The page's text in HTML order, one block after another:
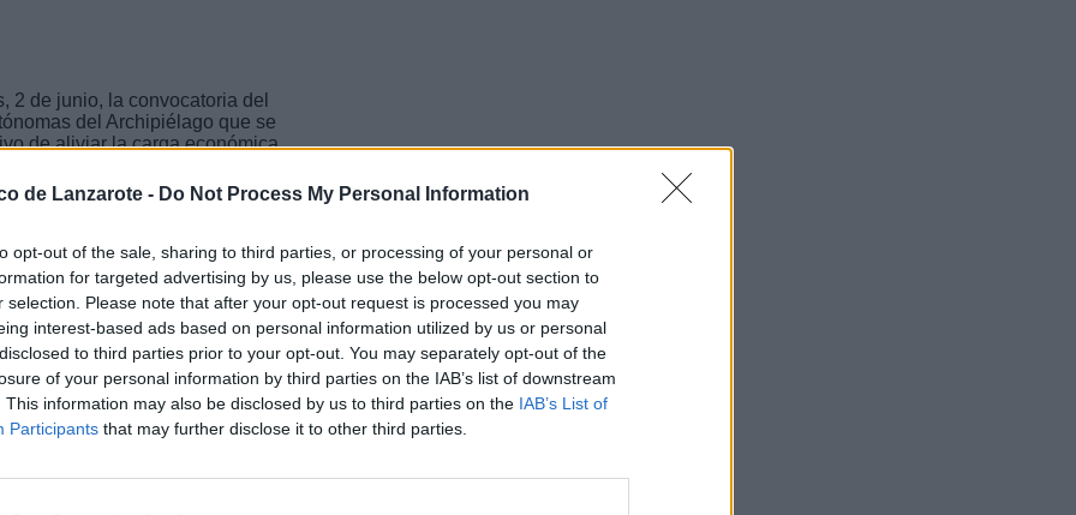
de Lanzarote - Do Not Process My Personal Information
opt-out of the sale, sharing to third parties, or processing of your personal or
for targeted advertising by us, please use the below opt-out section to
selection. Please note that after your opt-out request is processed you may
interest-based ads based on personal information utilized by us or personal
to third parties prior to your opt-out. You may separately opt-out of the
of your personal information by third parties on the IAB’s list of downstream
This information may also be disclosed by us to third parties on the IAB’s List of
Participants that may further disclose it to other third parties.
2 de junio, la convocatoria del
del Archipiélago que se
de aliviar la carga económica
durante una baja médica. La
permitirá compensar las
temporal, o la parte
euros.
Industria, Comercio y
para evitar que enfermar
quienes desarrollan su
que se une otras
paso real para proteger a
baja por enfermedad puede
por eso no solo compensamos
que mejora la conciliación, el
a sus emprendedores y les
por orden de llegada de las